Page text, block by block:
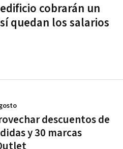
cobrarán un
quedan los salarios
descuentos de
y 30 marcas